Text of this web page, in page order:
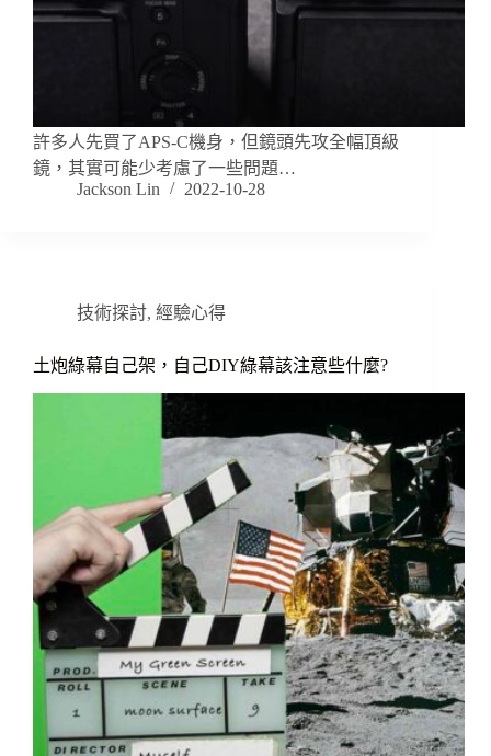
許多人先買了APS-C機身，但鏡頭先攻全幅頂級
鏡，其實可能少考慮了一些問題…
Jackson Lin
2022-10-28
技術探討, 經驗心得
土炮綠幕自己架，自己DIY綠幕該注意些什麼?